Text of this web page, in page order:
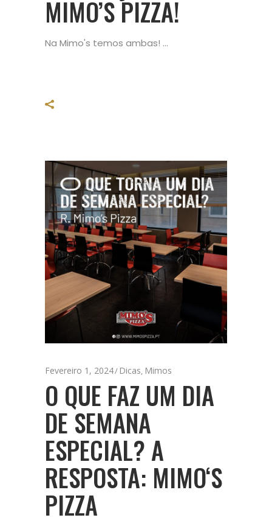
MIMO’S PIZZA!
Na Mimo's temos ambas!
Fevereiro 1, 2024 Dicas, Mimos
O QUE FAZ UM DIA
DE SEMANA
ESPECIAL? A
RESPOSTA: MIMO‘S
PIZZA